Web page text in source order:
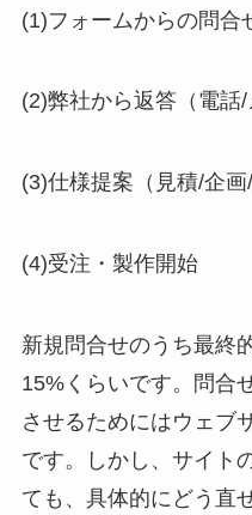
(1)フォームからの問合
(2)弊社から返答（電話/
(3)仕様提案（見積/企画/
(4)受注・製作開始
新規問合せのうち最終
15%くらいです。問合
させるためにはウェブ
です。しかし、サイト
ても、具体的にどう直